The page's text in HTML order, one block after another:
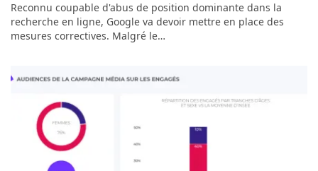
Reconnu coupable d'abus de position dominante dans la
recherche en ligne, Google va devoir mettre en place des
mesures correctives. Malgré le…